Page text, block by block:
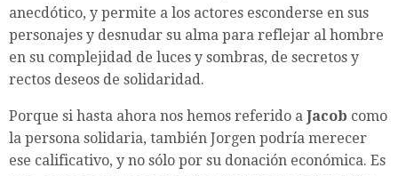
anecdótico, y permite a los actores esconderse en sus
personajes y desnudar su alma para reflejar al hombre
en su complejidad de luces y sombras, de secretos y
rectos deseos de solidaridad.
Porque si hasta ahora nos hemos referido a Jacob como
la persona solidaria, también Jorgen podría merecer
ese calificativo, y no sólo por su donación económica. Es